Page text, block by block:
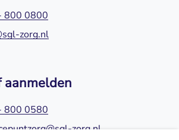
800 0800
zorg.nl
aanmelden
800 0580
zorg.nl